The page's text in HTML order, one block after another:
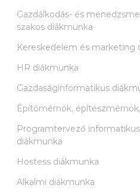
Gazdálkodás- és
szakos diákmunka
Kereskedelem és marketing
HR diákmunka
Gazdaságinformatikus
Építőmérnök,
Programtervező
diákmunka
Hostess diákmunka
Alkalmi diákmunka